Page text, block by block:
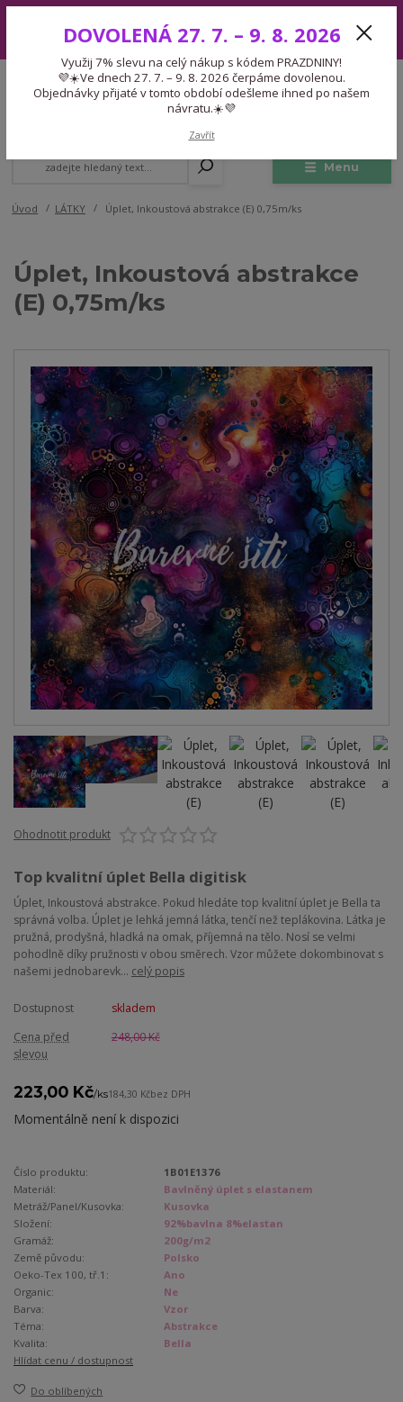
7. – 9. 8. 2026 čerpáme dovolenou. Objednávky přijaté v tomto období
odešleme ihned po našem návratu.☀️💜
Menu
CZK
Expedice 775 866 913
Po-Čt 9-15:30 Pá 9-14:30 Pauza 13-13:45
Úvod LÁTKY Úplet, Inkoustová abstrakce (E) 0,75m/ks
Úplet, Inkoustová abstrakce
(E) 0,75m/ks
Ohodnotit produkt
Top kvalitní úplet Bella digitisk
Úplet, Inkoustová abstrakce. Pokud hledáte top kvalitní úplet je Bella ta
správná volba. Úplet je lehká jemná látka, tenčí než teplákovina. Látka je
pružná, prodyšná, hladká na omak, příjemná na tělo. Nosí se velmi
pohodlně díky pružnosti v obou směrech. Vzor můžete dokombinovat s
našemi jednobarevk... celý popis
Dostupnost
skladem
Cena před
slevou
248,00 Kč
223,00 Kč/ks184,30 Kčbez DPH
Momentálně není k dispozici
Číslo produktu:
1B01E1376
Materiál:
Bavlněný úplet s elastanem
Metráž/Panel/Kusovka:
Kusovka
Složení:
92%bavlna 8%elastan
Gramáž:
200g/m2
Země původu:
Polsko
Oeko-Tex 100, tř.1:
Ano
Organic:
Ne
Barva:
Vzor
Téma:
Abstrakce
Kvalita:
Bella
Hlídat cenu / dostupnost
Do oblíbených
DOVOLENÁ 27. 7. – 9. 8. 2026
Využij 7% slevu na celý nákup s kódem PRAZDNINY!
💜☀️Ve dnech 27. 7. – 9. 8. 2026 čerpáme dovolenou.
Objednávky přijaté v tomto období odešleme ihned po našem
návratu.☀️💜
Zavřít